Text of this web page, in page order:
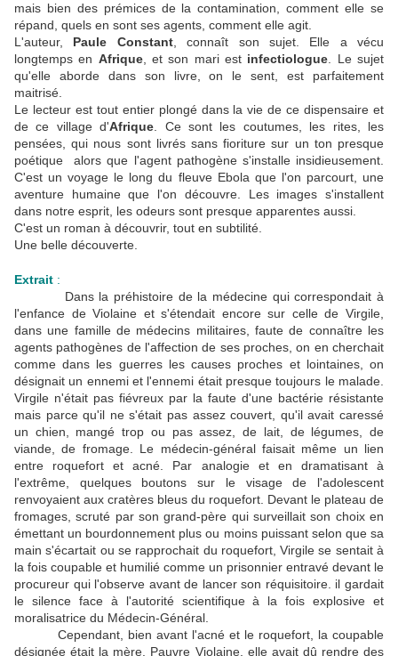
mais bien des prémices de la contamination, comment elle se
répand, quels en sont ses agents, comment elle agit.
L'auteur, Paule Constant, connaît son sujet. Elle a vécu
longtemps en Afrique, et son mari est infectiologue . Le sujet
qu'elle aborde dans son livre, on le sent, est parfaitement
maitrisé.
Le lecteur est tout entier plongé dans la vie de ce dispensaire et
de ce village d'Afrique . Ce sont les coutumes, les rites, les
pensées, qui nous sont livrés sans fioriture sur un ton presque
poétique alors que l'agent pathogène s'installe insidieusement.
C'est un voyage le long du fleuve Ebola que l'on parcourt, une
aventure humaine que l'on découvre. Les images s'installent
dans notre esprit, les odeurs sont presque apparentes aussi.
C'est un roman à découvrir, tout en subtilité
Une belle découverte.
Extrait :
Dans la préhistoire de la médecine qui correspondait à
l'enfance de Violaine et s'étendait encore sur celle de Virgile,
dans une famille de médecins militaires, faute de connaître les
agents pathogènes de l'affection de ses proches, on en cherchait
comme dans les guerres les causes proches et lointaines, on
désignait un ennemi et l'ennemi était presque toujours le malade.
Virgile n'était pas fiévreux par la faute d'une bactérie résistante
mais parce qu'il ne s'était pas assez couvert, qu'il avait caressé
un chien, mangé trop ou pas assez, de lait, de légumes, de
viande, de fromage. Le médecin-général faisait même un lien
entre roquefort et acné. Par analogie et en dramatisant à
l'extrême, quelques boutons sur le visage de l'adolescent
renvoyaient aux cratères bleus du roquefort. Devant le plateau de
fromages, scruté par son grand-père qui surveillait son choix en
émettant un bourdonnement plus ou moins puissant selon que sa
main s'écartait ou se rapprochait du roquefort, Virgile se sentait à
la fois coupable et humilié comme un prisonnier entravé devant le
procureur qui l'observe avant de lancer son réquisitoire. il gardait
le silence face à l'autorité scientifique à la fois explosive et
moralisatrice du Médecin-Général.
Cependant, bien avant l'acné et le roquefort, la coupable
désignée était la mère. Pauvre Violaine, elle avait dû rendre des